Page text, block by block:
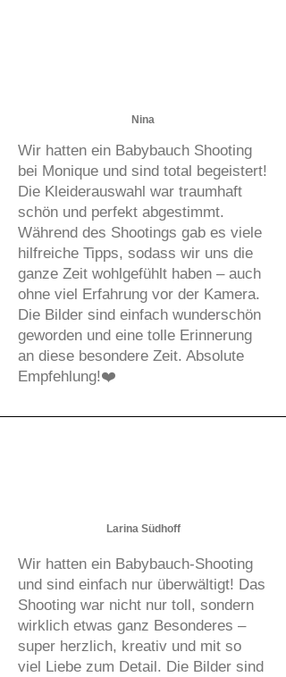
Nina
Wir hatten ein Babybauch Shooting
bei Monique und sind total begeistert!
Die Kleiderauswahl war traumhaft
schön und perfekt abgestimmt.
Während des Shootings gab es viele
hilfreiche Tipps, sodass wir uns die
ganze Zeit wohlgefühlt haben – auch
ohne viel Erfahrung vor der Kamera.
Die Bilder sind einfach wunderschön
geworden und eine tolle Erinnerung
an diese besondere Zeit. Absolute
Empfehlung!❤️
Larina Südhoff
Wir hatten ein Babybauch-Shooting
und sind einfach nur überwältigt! Das
Shooting war nicht nur toll, sondern
wirklich etwas ganz Besonderes –
super herzlich, kreativ und mit so
viel Liebe zum Detail. Die Bilder sind